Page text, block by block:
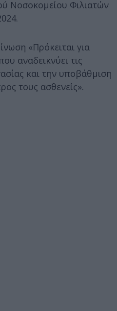
Νοσοκομείου Φιλιατών
«Πρόκειται για
αναδεικνύει τις
και την υποβάθμιση
τους ασθενείς».